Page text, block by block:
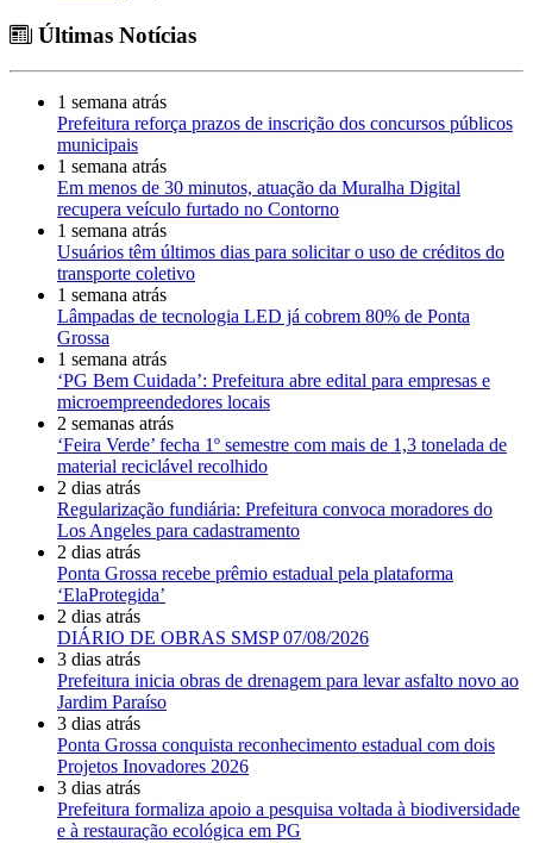
Últimas Notícias
1 semana atrás
Prefeitura reforça prazos de inscrição dos concursos públicos
municipais
1 semana atrás
Em menos de 30 minutos, atuação da Muralha Digital
recupera veículo furtado no Contorno
1 semana atrás
Usuários têm últimos dias para solicitar o uso de créditos do
transporte coletivo
1 semana atrás
Lâmpadas de tecnologia LED já cobrem 80% de Ponta
Grossa
1 semana atrás
‘PG Bem Cuidada’: Prefeitura abre edital para empresas e
microempreendedores locais
2 semanas atrás
‘Feira Verde’ fecha 1º semestre com mais de 1,3 tonelada de
material reciclável recolhido
2 dias atrás
Regularização fundiária: Prefeitura convoca moradores do
Los Angeles para cadastramento
2 dias atrás
Ponta Grossa recebe prêmio estadual pela plataforma
‘ElaProtegida’
2 dias atrás
DIÁRIO DE OBRAS SMSP 07/08/2026
3 dias atrás
Prefeitura inicia obras de drenagem para levar asfalto novo ao
Jardim Paraíso
3 dias atrás
Ponta Grossa conquista reconhecimento estadual com dois
Projetos Inovadores 2026
3 dias atrás
Prefeitura formaliza apoio a pesquisa voltada à biodiversidade
e à restauração ecológica em PG